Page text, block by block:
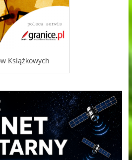
Książkowych